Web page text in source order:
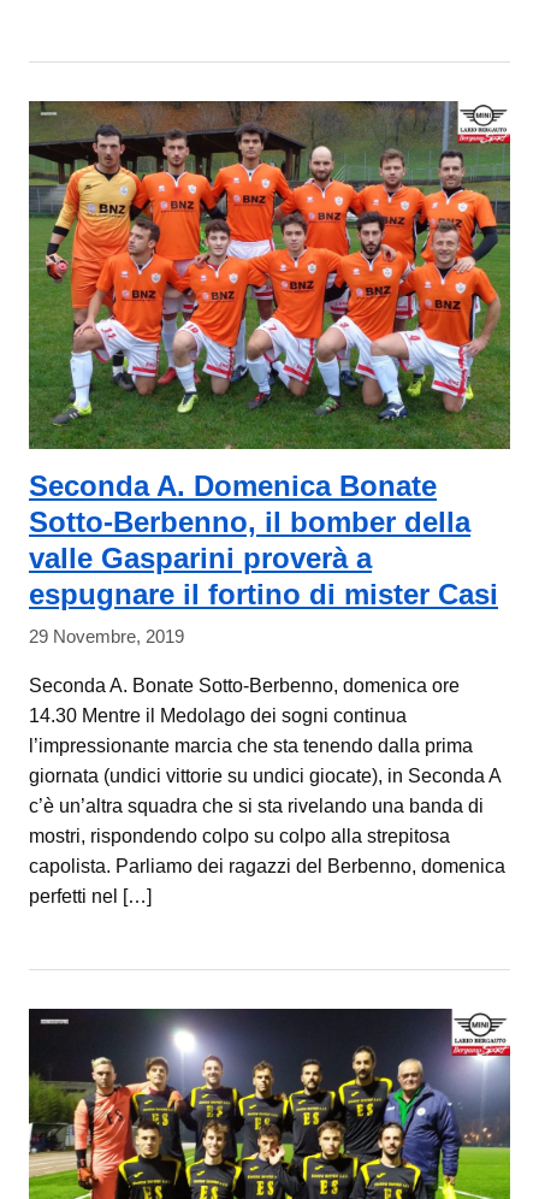
Seconda A. Domenica Bonate
Sotto-Berbenno, il bomber della
valle Gasparini proverà a
espugnare il fortino di mister Casi
29 Novembre, 2019
Seconda A. Bonate Sotto-Berbenno, domenica ore
14.30 Mentre il Medolago dei sogni continua
l’impressionante marcia che sta tenendo dalla prima
giornata (undici vittorie su undici giocate), in Seconda A
c’è un’altra squadra che si sta rivelando una banda di
mostri, rispondendo colpo su colpo alla strepitosa
capolista. Parliamo dei ragazzi del Berbenno, domenica
perfetti nel […]